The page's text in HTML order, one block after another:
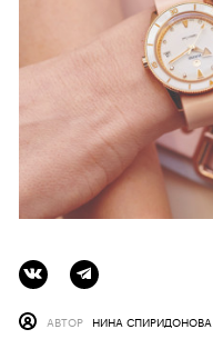
АВТОР НИНА СПИРИДОНОВА